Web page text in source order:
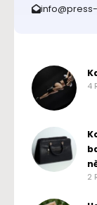
4
2